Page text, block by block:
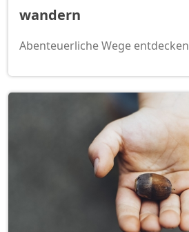
wandern
Abenteuerliche Wege entdecken